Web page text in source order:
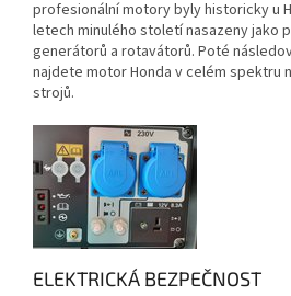
profesionální motory byly historicky u
letech minulého století nasazeny jako
generátorů a rotavátorů. Poté
najdete motor Honda v celém spektru
strojů.
ELEKTRICKÁ BEZPEČNOST